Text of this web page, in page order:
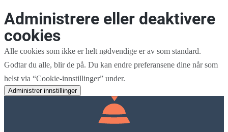
Administrere eller deaktivere
cookies
Alle cookies som ikke er helt nødvendige er av som standard.
Godtar du alle, blir de på. Du kan endre preferansene dine når som
helst via “Cookie-innstillinger” under.
Administrer innstillinger